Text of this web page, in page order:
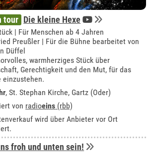
tour Die kleine Hexe
| Für Menschen ab 4 Jahren
Preußler | Für die Bühne bearbeitet von
Düffel
warmherziges Stück über
Gerechtigkeit und den Mut, für das
einzustehen.
, St. Stephan Kirche, Gartz (Oder)
von radioeins (rbb)
wird über Anbieter vor Ort
froh und unten sein!